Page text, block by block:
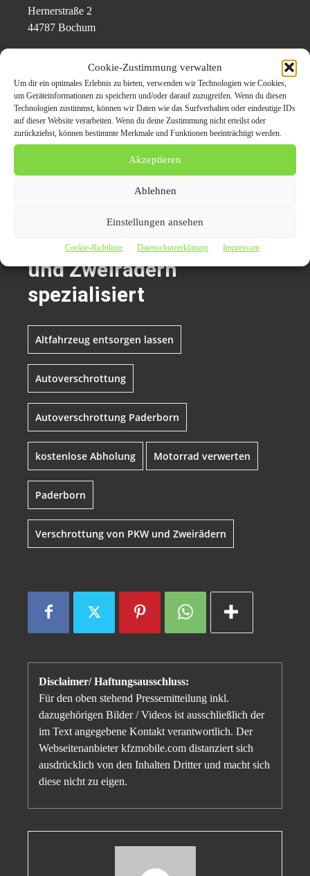
Cookie-Zustimmung verwalten
Um dir ein optimales Erlebnis zu bieten, verwenden wir Technologien wie Cookies,
um Geräteinformationen zu speichern und/oder darauf zuzugreifen. Wenn du diesen
Technologien zustimmst, können wir Daten wie das Surfverhalten oder eindeutige IDs
auf dieser Website verarbeiten. Wenn du deine Zustimmung nicht erteilst oder
zurückziehst, können bestimmte Merkmale und Funktionen beeinträchtigt werden.
Akzeptieren
Ablehnen
Einstellungen ansehen
Cookie-Richtlinie Datenschutzerklärung Impressum
Hernerstraße 2
44787 Bochum
Ansprechpartner: Essa El-lahib
Telefon: 0162 588 626 0
E-Mail: info@schrottabholung-engel.de
Web:https://schrottabholung-engel.de
Themen zum Beitrag
Autoverschrottung
Paderborn ist auf die
Verschrottung von PKW
und Zweirädern
spezialisiert
Altfahrzeug entsorgen lassen
Autoverschrottung
Autoverschrottung Paderborn
kostenlose Abholung Motorrad verwerten
Paderborn
Verschrottung von PKW und Zweirädern
Disclaimer/ Haftungsausschluss:
Für den oben stehend Pressemitteilung inkl.
dazugehörigen Bilder / Videos ist ausschließlich der
im Text angegebene Kontakt verantwortlich. Der
Webseitenanbieter kfzmobile.com distanziert sich
ausdrücklich von den Inhalten Dritter und macht sich
diese nicht zu eigen.